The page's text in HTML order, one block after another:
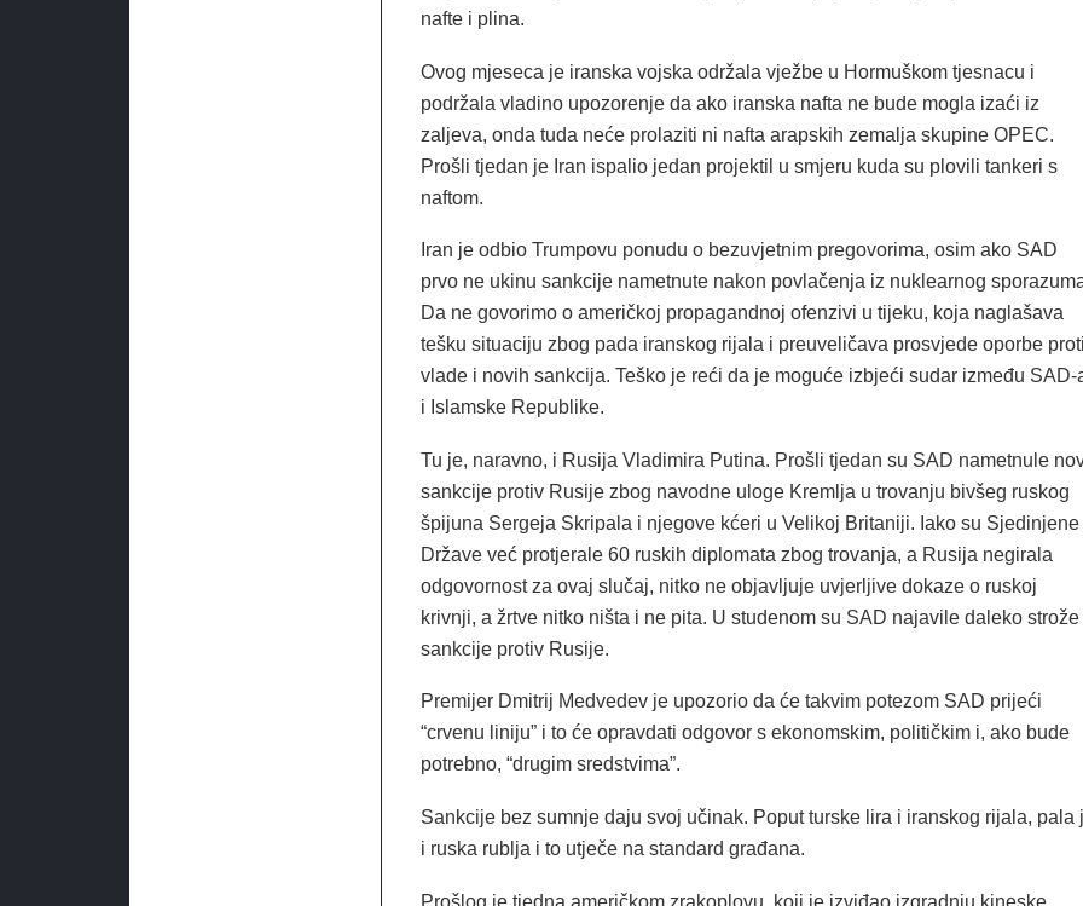
nafte i plina.
Ovog mjeseca je iranska vojska održala vježbe u Hormuškom tjesnacu i
podržala vladino upozorenje da ako iranska nafta ne bude mogla izaći iz
zaljeva, onda tuda neće prolaziti ni nafta arapskih zemalja skupine OPEC.
Prošli tjedan je Iran ispalio jedan projektil u smjeru kuda su plovili tankeri s
naftom.
Iran je odbio Trumpovu ponudu o bezuvjetnim pregovorima, osim ako SAD
prvo ne ukinu sankcije nametnute nakon povlačenja iz nuklearnog
Da ne govorimo o američkoj propagandnoj ofenzivi u tijeku, koja naglašava
tešku situaciju zbog pada iranskog rijala i preuveličava prosvjede oporbe
vlade i novih sankcija. Teško je reći da je moguće izbjeći sudar između SAD-
i Islamske Republike.
Tu je, naravno, i Rusija Vladimira Putina. Prošli tjedan su SAD nametnule
sankcije protiv Rusije zbog navodne uloge Kremlja u trovanju bivšeg ruskog
špijuna Sergeja Skripala i njegove kćeri u Velikoj Britaniji. Iako su Sjedinjene
Države već protjerale 60 ruskih diplomata zbog trovanja, a Rusija negirala
odgovornost za ovaj slučaj, nitko ne objavljuje uvjerljive dokaze o ruskoj
krivnji, a žrtve nitko ništa i ne pita. U studenom su SAD najavile daleko strože
sankcije protiv Rusije.
Premijer Dmitrij Medvedev je upozorio da će takvim potezom SAD prijeći
“crvenu liniju” i to će opravdati odgovor s ekonomskim, političkim i, ako bude
potrebno, “drugim sredstvima”.
Sankcije bez sumnje daju svoj učinak. Poput turske lira i iranskog rijala, pala
i ruska rublja i to utječe na standard građana.
Prošlog je tjedna američkom zrakoplovu, koji je izviđao izgradnju kineske